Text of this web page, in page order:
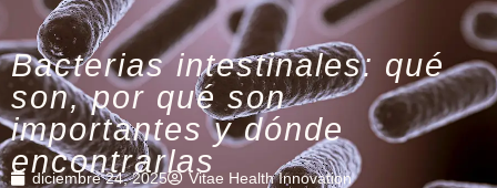
Bacterias intestinales: qué
son, por qué son
importantes y dónde
encontrarlas
diciembre 24, 2025
Vitae Health Innovation